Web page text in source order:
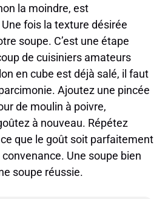
la moindre, est
fois la texture désirée
soupe. C’est une étape
de cuisiniers amateurs
en cube est déjà salé, il faut
Ajoutez une pincée
de moulin à poivre,
à nouveau. Répétez
ce que le goût soit parfaitement
Une soupe bien
soupe réussie.